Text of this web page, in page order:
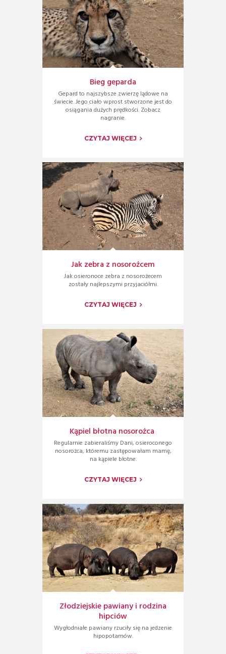
Bieg geparda
Gepard to najszybsze zwierzę lądowe na
świecie. Jego ciało wprost stworzone jest do
osiągania dużych prędkości. Zobacz
nagranie.
CZYTAJ WIĘCEJ
Jak zebra z nosorożcem
Jak osieronoce zebra z nosorożecem
zostały najlepszymi przyjaciółmi.
CZYTAJ WIĘCEJ
Kąpiel błotna nosorożca
Regularnie zabieraliśmy Dani, osieroconego
nosorożca, któremu zastępowałam mamę,
na kąpiele błotne.
CZYTAJ WIĘCEJ
Złodziejskie pawiany i rodzina
hipciów
Wygłodniałe pawiany rzuciły się na jedzenie
hipopotamów.